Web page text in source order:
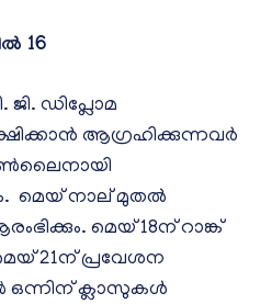
16
ഡിപ്ലോമ
ആഗ്രഹിക്കുന്നവർ
മെയ് നാല് മുതൽ
മെയ് 18ന് റാങ്ക്
മെയ് 21ന് പ്രവേശന
ഒന്നിന് ക്ലാസുകൾ